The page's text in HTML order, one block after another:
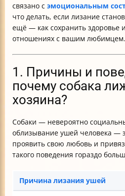
связано с эмоциональным
что делать, если лизание
ещё — как сохранить здоровье
отношениях с вашим любимцем.
1. Причины и
почему собака
хозяина?
Собаки — невероятно
облизывание ушей человека —
проявить свою любовь и
такого поведения гораздо
Причина лизания ушей